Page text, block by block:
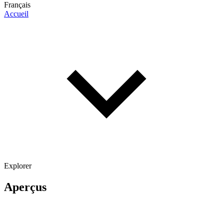
Français
Accueil
Explorer
Aperçus